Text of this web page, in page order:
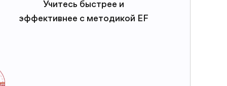
Учитесь быстрее и
эффективнее с методикой EF